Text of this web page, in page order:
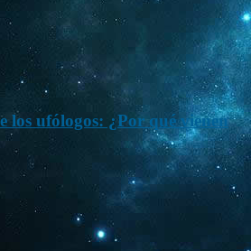
los ufólogos: ¿Por qué vienen